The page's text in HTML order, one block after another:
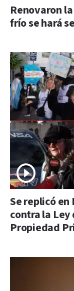
Renovaron
frío se hará
Se replicó
contra la
Propiedad